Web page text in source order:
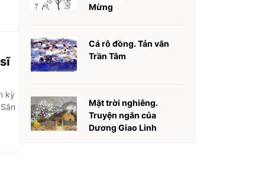
kỳ
Mừng
Cá rô đồng. Tản văn
Trần Tâm
Mặt trời nghiêng.
Truyện ngắn của
Dương Giao Linh